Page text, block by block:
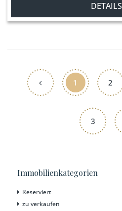
DETAILS
1 2
3
Immobilienkategorien
Reserviert
zu verkaufen